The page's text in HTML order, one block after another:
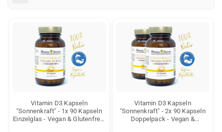
Vitamin D3 Kapseln
"Sonnenkraft" - 1x 90 Kapseln
Einzelglas - Vegan & Glutenfrei -
Vitamin D3 Kapseln
"Sonnenkraft" - 2x 90 Kapseln
Doppelpack - Vegan &